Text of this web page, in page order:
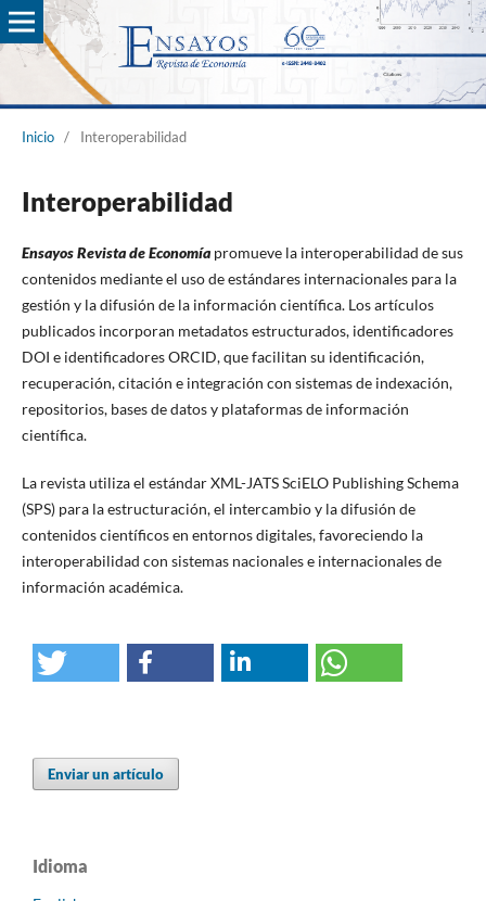
Inicio / Interoperabilidad
Interoperabilidad
Ensayos Revista de Economíapromueve la interoperabilidad de sus
contenidos mediante el uso de estándares internacionales para la
gestión y la difusión de la información científica. Los artículos
publicados incorporan metadatos estructurados, identificadores
DOI e identificadores ORCID, que facilitan su identificación,
recuperación, citación e integración con sistemas de indexación,
repositorios, bases de datos y plataformas de información
científica.
La revista utiliza el estándar XML-JATS SciELO Publishing Schema
(SPS) para la estructuración, el intercambio y la difusión de
contenidos científicos en entornos digitales, favoreciendo la
interoperabilidad con sistemas nacionales e internacionales de
información académica.
Enviar un artículo
Idioma